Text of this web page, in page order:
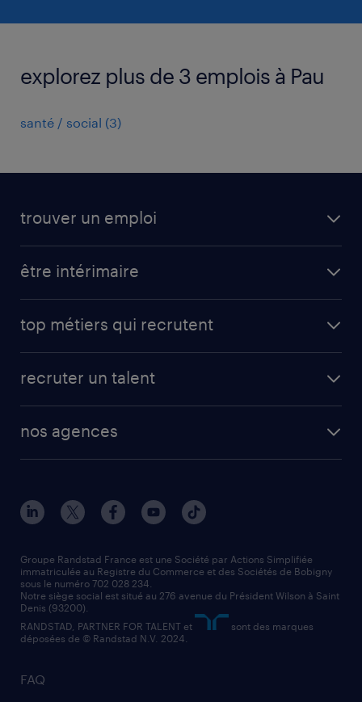
explorez plus de 3 emplois à Pau
santé / social (3)
trouver un emploi
créer un compte candidat
être intérimaire
app talent / portail web
top métiers qui recrutent
manutentionnaire
assistant administratif
comptable
recruter un talent
solutions opérationnelles
contact entreprise
faq intérim / recrutement
nos agences
nos agences par ville
nos agences par région
nos cabinets de recrutement
FAQ
Groupe Randstad France est une Société par Actions Simplifiée
immatriculée au Registre du Commerce et des Sociétés de Bobigny
sous le numéro 702 028 234.
Notre siège social est situé au 276 avenue du Président Wilson à Saint
Denis (93200).
RANDSTAD, PARTNER FOR TALENT et
sont des marques
déposées de © Randstad N.V. 2024.